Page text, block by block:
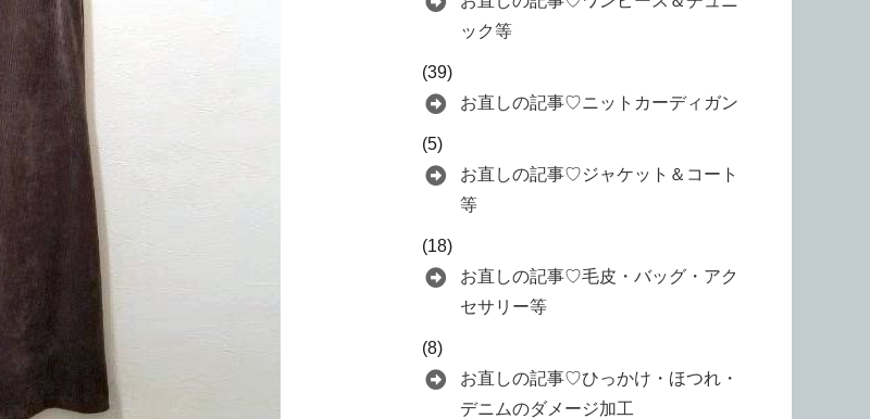
ック等
(39)
お直しの記事♡ニットカーディガン
(5)
お直しの記事♡ジャケット＆コート
等
(18)
お直しの記事♡毛皮・バッグ・アク
セサリー等
(8)
お直しの記事♡ひっかけ・ほつれ・
デニムのダメージ加工